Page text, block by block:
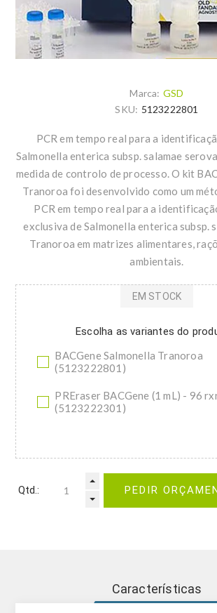
Marca: GSD
SKU: 5123222801
PCR em tempo real para a
Salmonella enterica subsp. salamae
medida de controlo de processo. O kit
Tranoroa foi desenvolvido como um
PCR em tempo real para a
exclusiva de Salmonella enterica subsp.
Tranoroa em matrizes alimentares,
ambientais.
Escolha as variantes do
BACGene Salmonella Tranoroa
(5123222801)
PREraser BACGene (1 mL) - 96
(5123222301)
EM STOCK
Qtd.: PEDIR
Características